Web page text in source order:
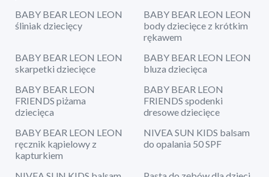
BABY BEAR LEON LEON
śliniak dziecięcy
BABY BEAR LEON LEON
body dziecięce z krótkim
rękawem
BABY BEAR LEON LEON
skarpetki dziecięce
BABY BEAR LEON LEON
bluza dziecięca
BABY BEAR LEON
FRIENDS piżama
dziecięca
BABY BEAR LEON
FRIENDS spodenki
dresowe dziecięce
BABY BEAR LEON LEON
ręcznik kąpielowy z
kapturkiem
NIVEA SUN KIDS balsam
do opalania 50 SPF